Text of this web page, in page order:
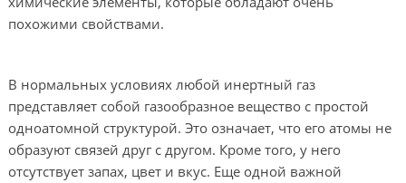
похожими свойствами.
В нормальных условиях любой инертный газ
представляет собой газообразное вещество с простой
одноатомной структурой. Это означает, что его атомы не
образуют связей друг с другом. Кроме того, у него
отсутствует запах, цвет и вкус. Еще одной важной